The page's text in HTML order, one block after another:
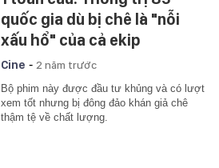
quốc gia dù bị chê là "nỗi
xấu hổ" của cả ekip
Cine - 2 năm trước
Bộ phim này được đầu tư khủng và có lượt
xem tốt nhưng bị đông đảo khán giả chê
thậm tệ về chất lượng.